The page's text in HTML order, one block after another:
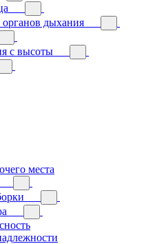
дыхания
с высоты
места